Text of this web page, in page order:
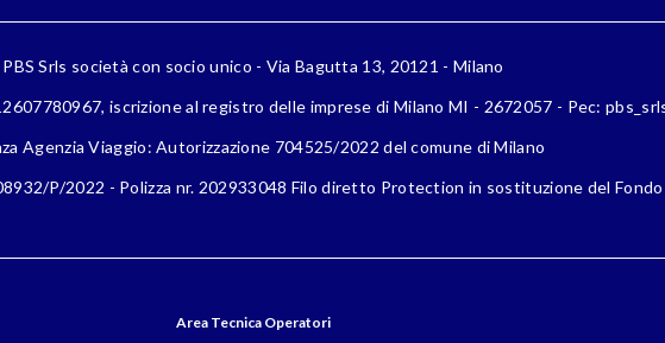
PBS Srls società con socio unico - Via Bagutta 13, 20121 - Milano
iscrizione al registro delle imprese di Milano MI - 2672057 - Pec:
Agenzia Viaggio: Autorizzazione 704525/2022 del comune di Milano
P/2022 - Polizza nr. 202933048 Filo diretto Protection in sostituzione del Fondo
Area Tecnica Operatori